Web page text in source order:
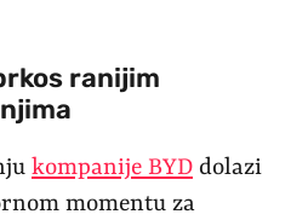
ranijim
kompanije BYD dolazi
momentu za